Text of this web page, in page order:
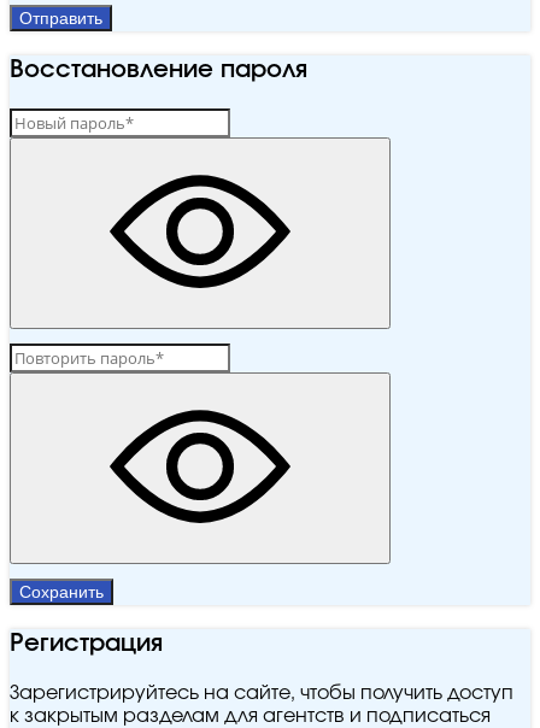
Отправить
Восстановление пароля
Сохранить
Регистрация
Зарегистрируйтесь на сайте, чтобы получить доступ
к закрытым разделам для агентств и подписаться